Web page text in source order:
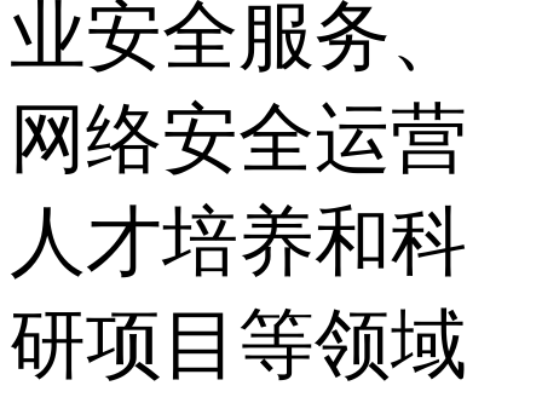
业安全服务、
网络安全运营
人才培养和科
研项目等领域